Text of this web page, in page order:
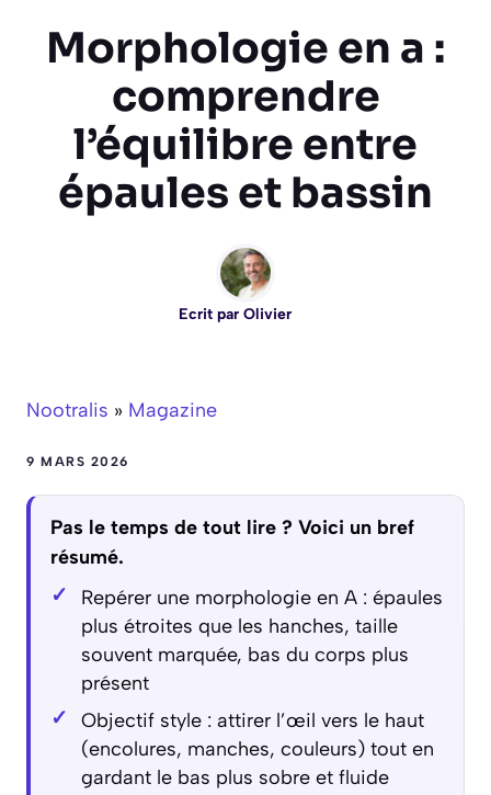
Morphologie en a :
comprendre
l’équilibre entre
épaules et bassin
Ecrit par Olivier
Nootralis » Magazine
9 MARS 2026
Pas le temps de tout lire ? Voici un bref
résumé.
Repérer une morphologie en A : épaules
plus étroites que les hanches, taille
souvent marquée, bas du corps plus
présent
Objectif style : attirer l’œil vers le haut
(encolures, manches, couleurs) tout en
gardant le bas plus sobre et fluide